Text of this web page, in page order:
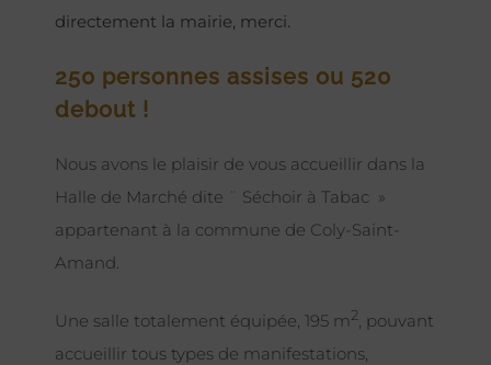
directement la mairie, merci.
250 personnes assises ou 520
debout !
Nous avons le plaisir de vous accueillir dans la
Halle de Marché dite ¨ Séchoir à Tabac »
appartenant à la commune de Coly-Saint-
Amand.
Une salle totalement équipée, 195 m2, pouvant
accueillir tous types de manifestations,